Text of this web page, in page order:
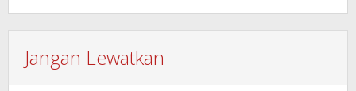
Jangan Lewatkan